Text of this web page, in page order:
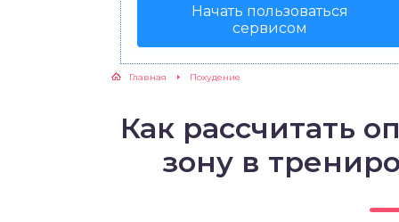
Начать пользоваться
сервисом
Главная Похудение
Как рассчитать
зону в